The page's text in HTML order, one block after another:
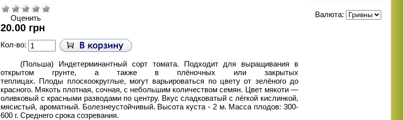
Оценить
20.00 грн
Кол-во:
(Польша) Индетерминантный сорт томата. Подходит для выращивания в
открытом грунте, а также в плёночных или закрытых
теплицах. Плоды плоскоокруглые, могут варьироваться по цвету от зелёного до
красного. Мякоть плотная, сочная, с небольшим количеством семян. Цвет мякоти —
оливковый с красными разводами по центру. Вкус сладковатый с лёгкой кислинкой,
мясистый, ароматный. Болезнеустойчивый. Высота куста - 2 м. Масса плодов: 300-
600 г. Среднего срока созревания.
Валюта: